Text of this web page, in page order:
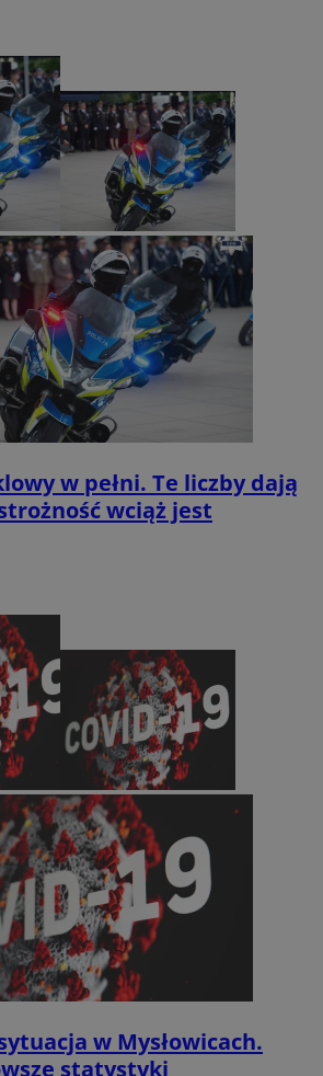
w pełni. Te liczby dają
wciąż jest
w Mysłowicach.
statystyki